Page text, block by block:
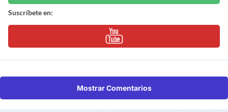
Suscríbete en:
Mostrar Comentarios